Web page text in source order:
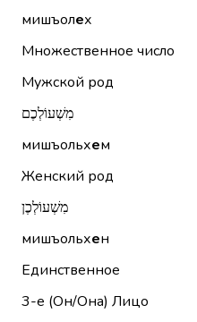
мишъолех
Множественное число
Мужской род
מִשְׁעוֹלְכֶם
мишъольхем
Женский род
מִשְׁעוֹלְכֶן
мишъольхен
Единственное
3-е (Он/Она) Лицо